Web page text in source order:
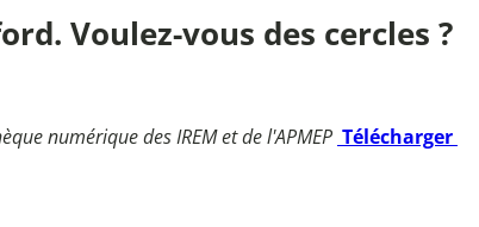
Voulez-vous des cercles ?
numérique des IREM et de l'APMEP Télécharger